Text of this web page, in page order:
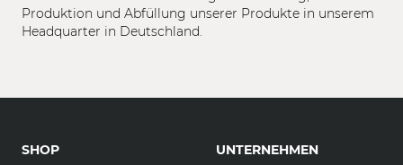
Produktion und Abfüllung unserer Produkte in unserem
Headquarter in Deutschland.
SHOP UNTERNEHMEN